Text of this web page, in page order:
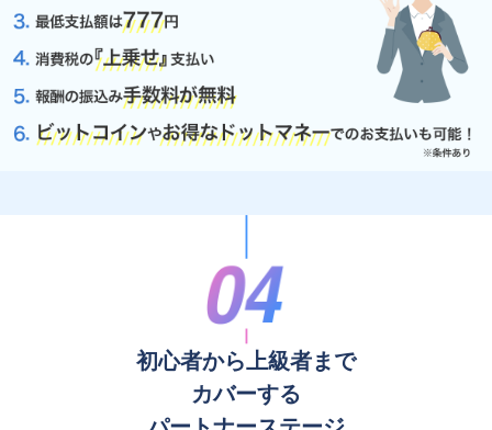
初心者から上級者まで
カバーする